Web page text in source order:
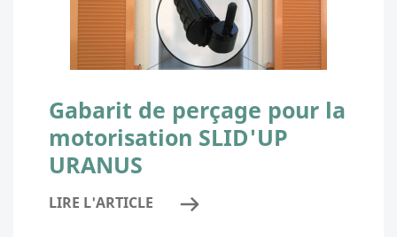
Gabarit de perçage pour la
motorisation SLID'UP
URANUS
LIRE L'ARTICLE